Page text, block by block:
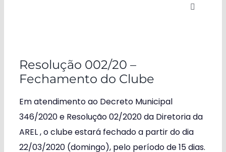
Alternar
Institucional
Esportes
Sociocultural
Resolução 002/20 –
Fechamento do Clube
Em atendimento ao Decreto Municipal
346/2020 e Resolução 02/2020 da Diretoria da
AREL , o clube estará fechado a partir do dia
22/03/2020 (domingo), pelo período de 15 dias.